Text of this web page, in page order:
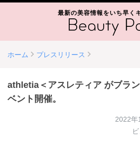
最新の美容情報をいち早く
ホーム プレスリリース
athletia＜アスレティア がブラ
ベント開催。
2022年